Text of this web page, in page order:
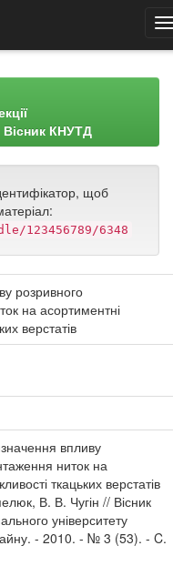
Вісник КНУТД
щоб
123456789/6348
розривного
на асортиментні
верстатів
впливу
ниток на
ткацьких верстатів
В. В. Чугін // Вісник
університету
- 2010. - № 3 (53). - C.